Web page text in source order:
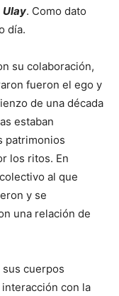
Ulay. Como dato
día.
su colaboración,
fueron el ego y
de una década
estaban
patrimonios
los ritos. En
al que
y se
una relación de
cuerpos
con la